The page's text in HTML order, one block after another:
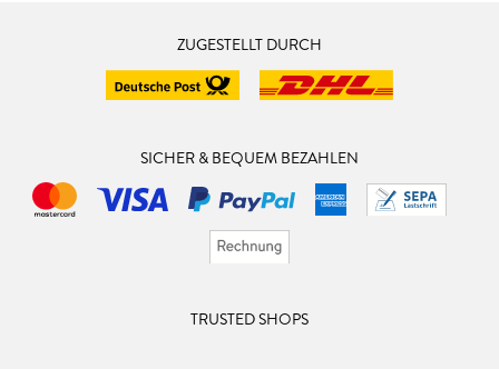
ZUGESTELLT DURCH
SICHER & BEQUEM BEZAHLEN
TRUSTED SHOPS